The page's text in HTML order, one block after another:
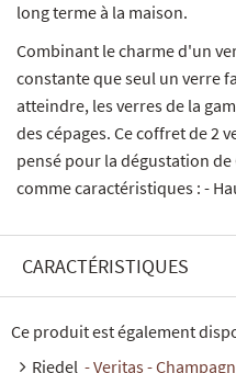
long terme à la maison.
Combinant le charme d'un
constante que seul un verre
atteindre, les verres de la
des cépages. Ce coffret de 2
pensé pour la dégustation
comme caractéristiques : -
CARACTÉRISTIQUES
Ce produit est également
Riedel - Veritas -